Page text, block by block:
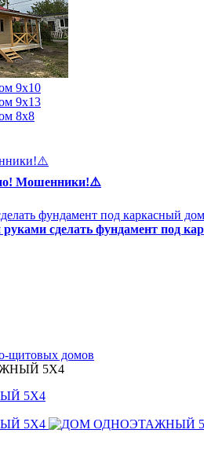
Мошенники!⚠️
сделать фундамент под
щитовых домов
5Х4